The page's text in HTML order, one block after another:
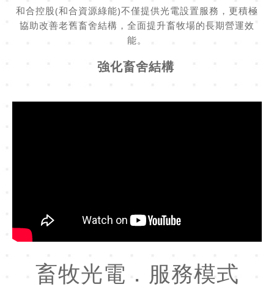
和合控股(和合資源綠能)不僅提供光電設置服務，更積極
協助改善老舊畜舍結構，全面提升畜牧場的長期營運效
能。
強化畜舍結構
畜牧光電．服務模式